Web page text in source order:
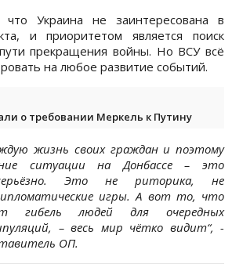
что Украина не заинтересована в
и приоритетом является поиск
пути прекращения войны. Но ВСУ всё
на любое развитие событий.
о требовании Меркель к Путину
жизнь своих граждан и поэтому
ситуации на Донбассе – это
Это не риторика, не
игры. А вот то, что
гибель людей для очередных
– весь мир чётко видит“, -
ОП.